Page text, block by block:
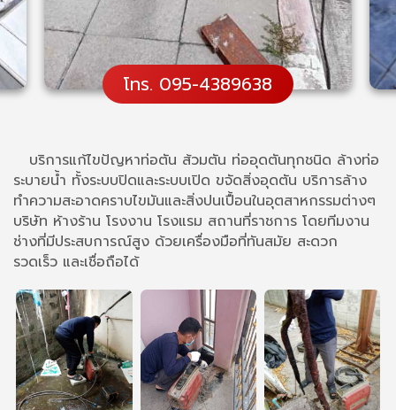
โทร. 095-4389638
บริการแก้ไขปัญหาท่อตัน ส้วมตัน ท่ออุดตันทุกชนิด ล้างท่อ
ระบายน้ำ ทั้งระบบปิดและระบบเปิด ขจัดสิ่งอุดตัน บริการล้าง
ทำความสะอาดคราบไขมันและสิ่งปนเปื้อนในอุตสาหกรรมต่างๆ
บริษัท ห้างร้าน โรงงาน โรงแรม สถานที่ราชการ โดยทีมงาน
ช่างที่มีประสบการณ์สูง ด้วยเครื่องมือที่ทันสมัย สะดวก
รวดเร็ว และเชื่อถือได้